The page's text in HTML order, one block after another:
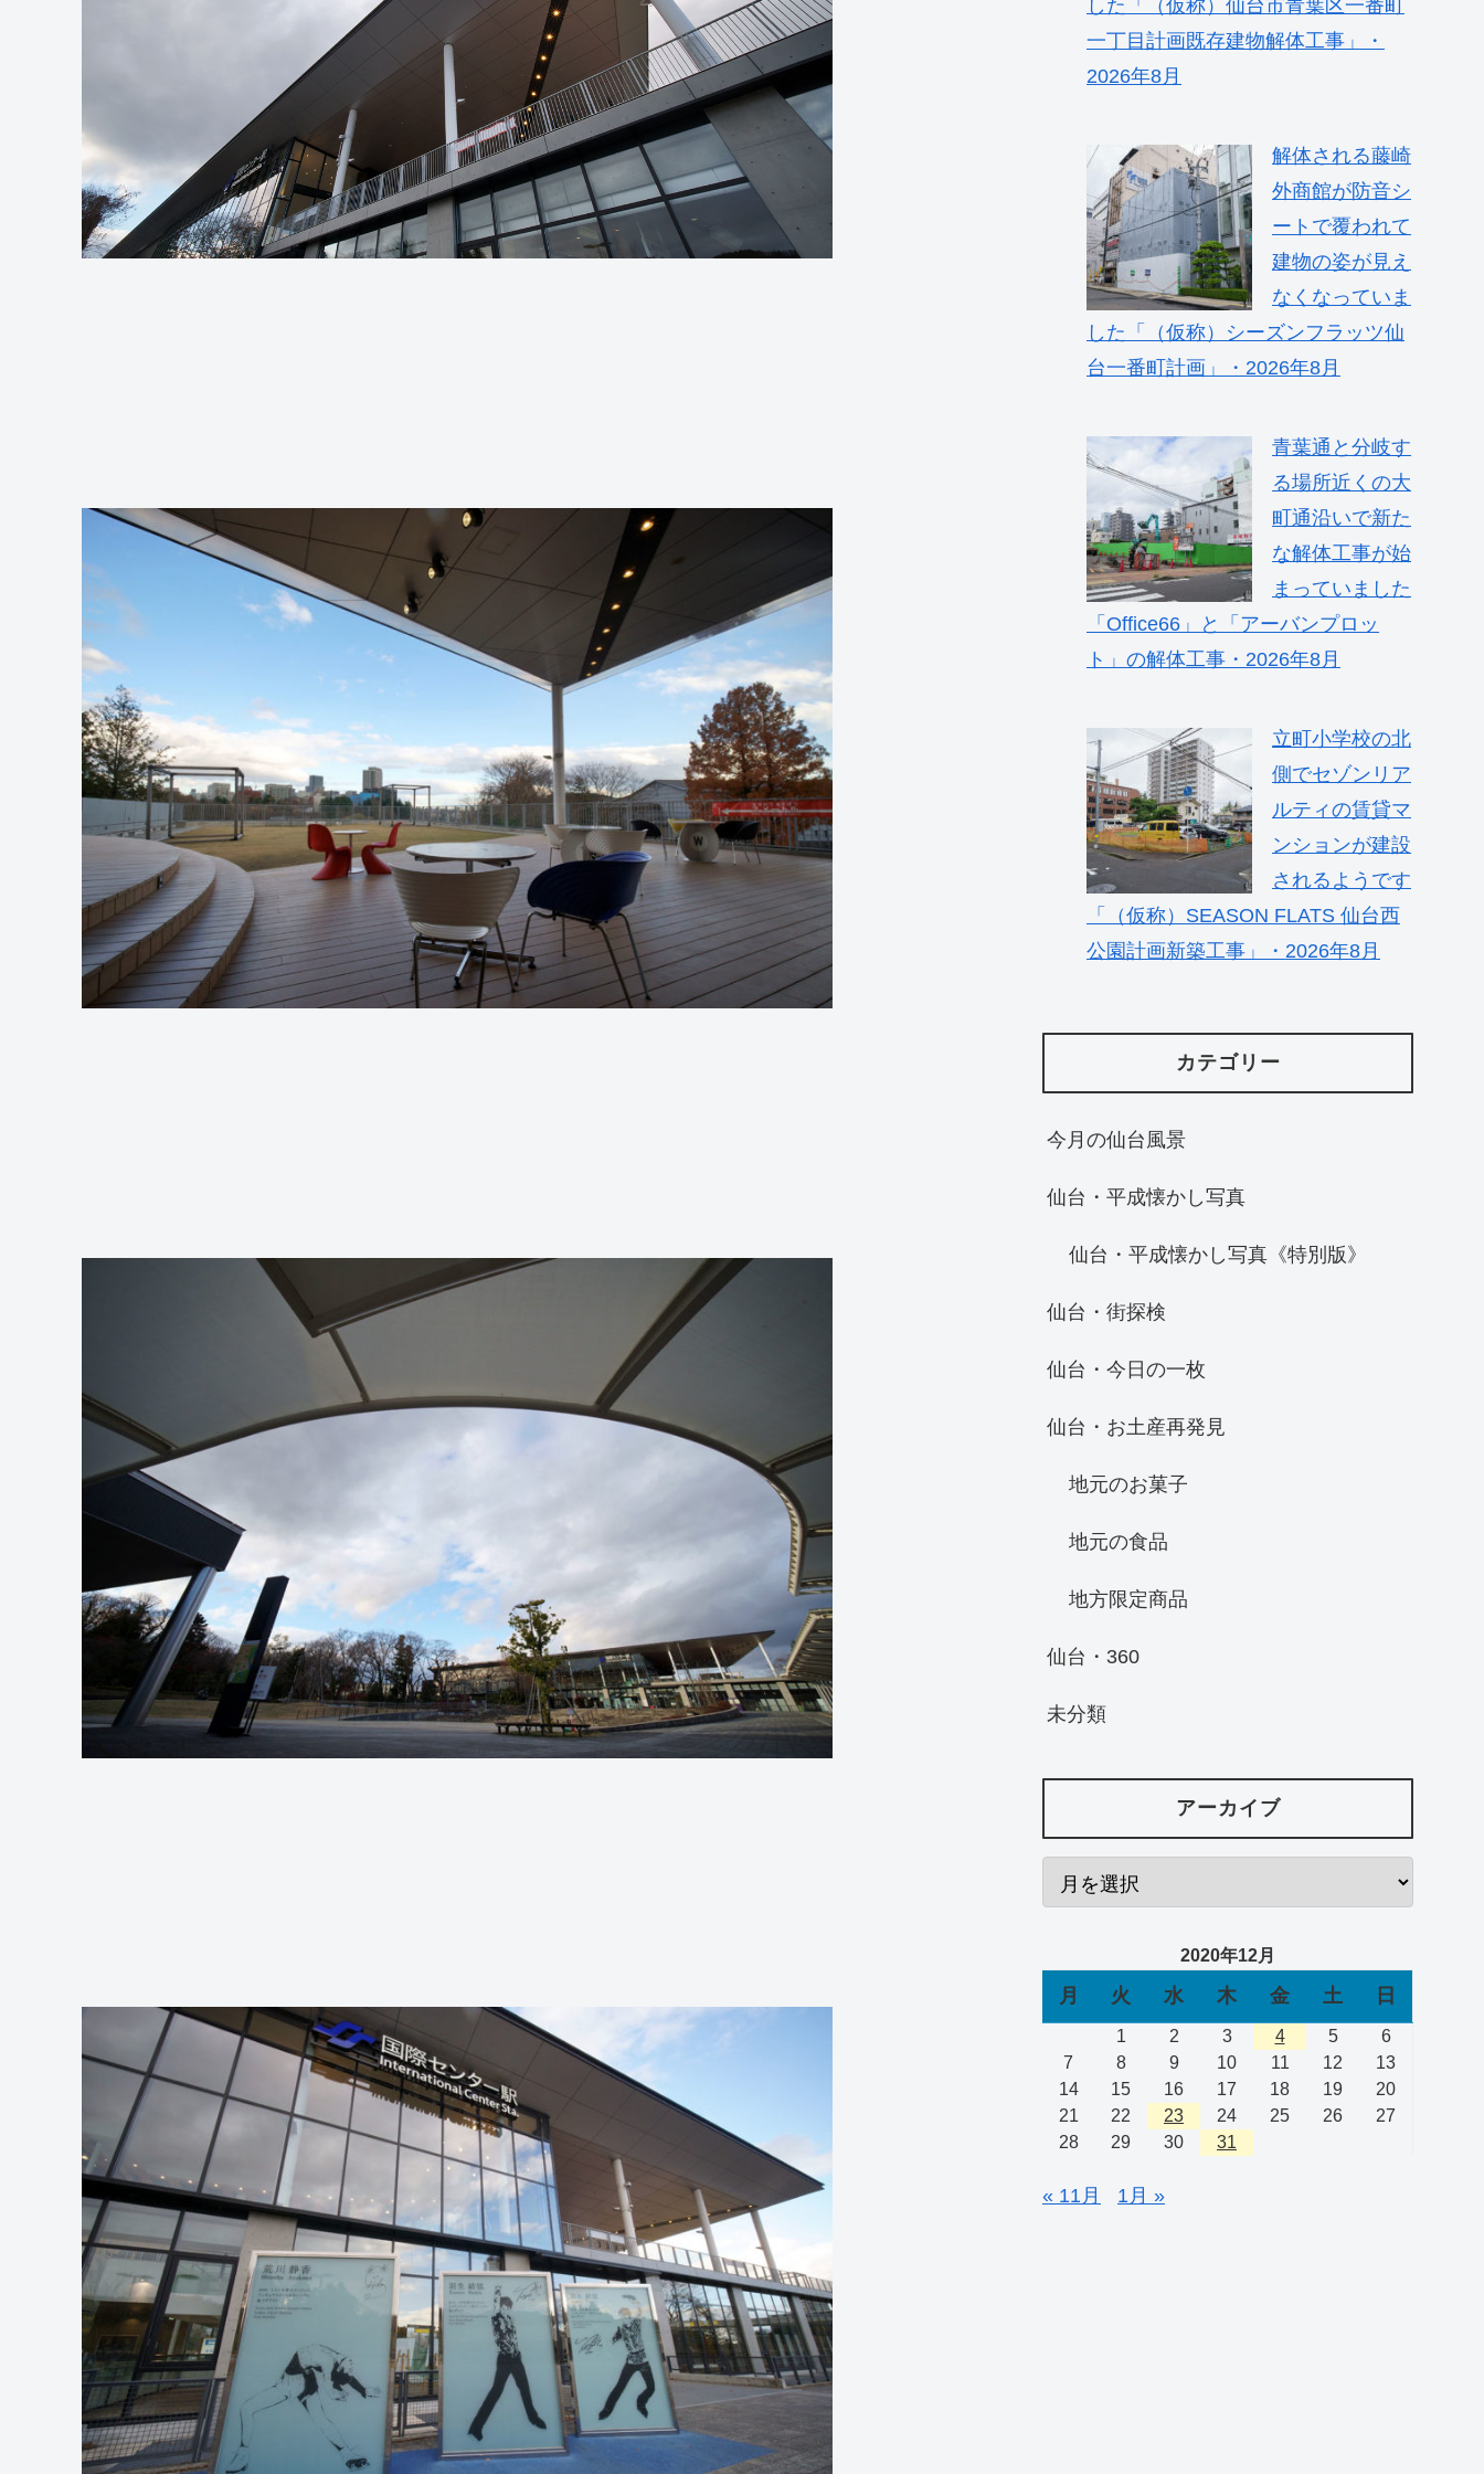
した「（仮称）仙台市青葉区一番町
一丁目計画既存建物解体工事」・
2026年8月
解体される藤崎
外商館が防音シ
ートで覆われて
建物の姿が見え
なくなっていま
した「（仮称）シーズンフラッツ仙
台一番町計画」・2026年8月
青葉通と分岐す
る場所近くの大
町通沿いで新た
な解体工事が始
まっていました
「Office66」と「アーバンプロッ
ト」の解体工事・2026年8月
立町小学校の北
側でセゾンリア
ルティの賃貸マ
ンションが建設
されるようです
「（仮称）SEASON FLATS 仙台西
公園計画新築工事」・2026年8月
カテゴリー
今月の仙台風景
仙台・平成懐かし写真
仙台・平成懐かし写真《特別版》
仙台・街探検
仙台・今日の一枚
仙台・お土産再発見
地元のお菓子
地元の食品
地方限定商品
仙台・360
未分類
アーカイブ
2020年12月
月 火 水 木 金 土 日
1 2 3 4 5
6
7
8 9 10 11 12
13
14
15 16 17 18 19
20
21
22 23 24 25 26
27
28
29 30 31
« 11月 1月 »